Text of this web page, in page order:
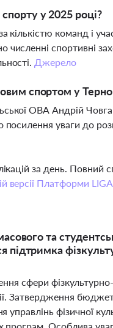
у 2025 році?
кількістю команд і
спортивні
Джерело
спортом у
ОВА Андрій
уваги до
за день.
версії Платформи
та
підтримка
сфери
Затвердження
управлінь фізичної